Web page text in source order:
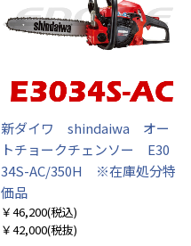
新ダイワ shindaiwa オー
トチョークチェンソー E30
34S-AC/350H ※在庫処分特
価品
￥46,200(税込)
￥42,000(税抜)